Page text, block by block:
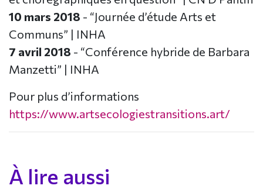
10 mars 2018 - “Journée d’étude Arts et
Communs” | INHA
7 avril 2018 - “Conférence hybride de Barbara
Manzetti” | INHA
Pour plus d’informations
https://www.artsecologiestransitions.art/
À lire aussi